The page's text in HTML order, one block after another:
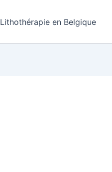
Lithothérapie en Belgique